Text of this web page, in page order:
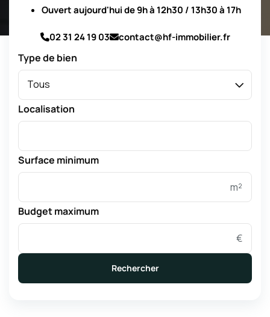
Ouvert aujourd'hui de 9h à 12h30 / 13h30 à 17h
02 31 24 19 03 contact@hf-immobilier.fr
Type de bien
Tous
Localisation
Surface minimum
m²
Budget maximum
€
Rechercher